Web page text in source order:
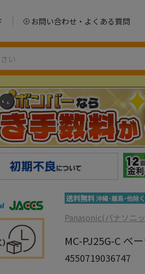
お問い合わせ・よくある質問
Panasonic(パナソニ
MC-PJ25G-C ベ
4550719036747